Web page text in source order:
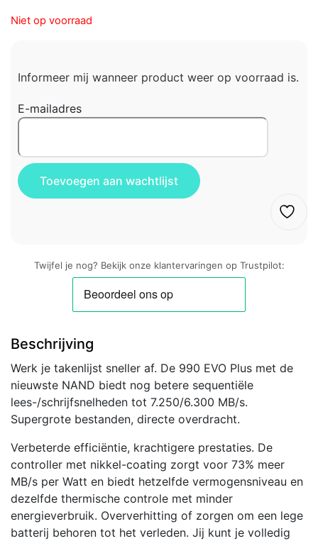
Niet op voorraad
Informeer mij wanneer product weer op voorraad is.
E-mailadres
Twijfel je nog? Bekijk onze klantervaringen op Trustpilot:
Beschrijving
Werk je takenlijst sneller af. De 990 EVO Plus met de
nieuwste NAND biedt nog betere sequentiële
lees-/schrijfsnelheden tot 7.250/6.300 MB/s.
Supergrote bestanden, directe overdracht.
Verbeterde efficiëntie, krachtigere prestaties. De
controller met nikkel-coating zorgt voor 73% meer
MB/s per Watt en biedt hetzelfde vermogensniveau en
dezelfde thermische controle met minder
energieverbruik. Oververhitting of zorgen om een lege
batterij behoren tot het verleden. Jij kunt je volledig